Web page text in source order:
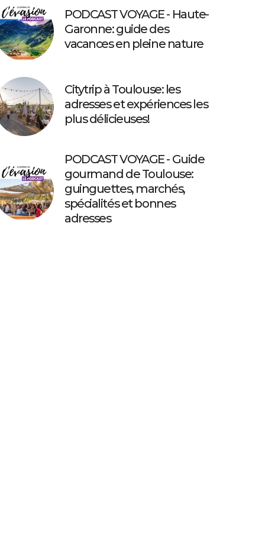
PODCAST VOYAGE - Haute-
Garonne: guide des
vacances en pleine nature
Citytrip à Toulouse: les
adresses et expériences les
plus délicieuses!
PODCAST VOYAGE - Guide
gourmand de Toulouse:
guinguettes, marchés,
spécialités et bonnes
adresses